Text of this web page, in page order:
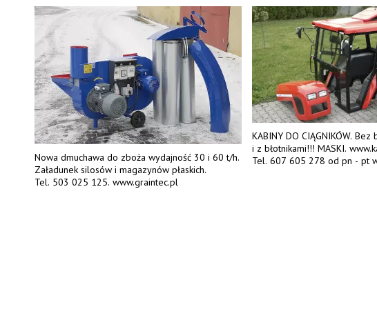
Nowa dmuchawa do zboża wydajność 30 i 60 t/h.
Załadunek silosów i magazynów płaskich.
Tel. 503 025 125. www.graintec.pl
KABINY DO CIĄGNIKÓW. Bez
i z błotnikami!!! MASKI.
Tel. 607 605 278 od pn - pt